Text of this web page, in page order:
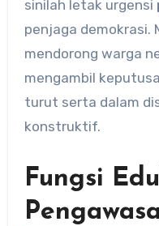
sinilah letak urgensi
penjaga demokrasi.
mendorong warga
mengambil
turut serta dalam
konstruktif.
Fungsi